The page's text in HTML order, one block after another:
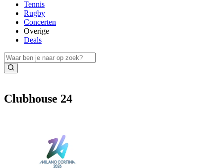
Tennis
Rugby
Concerten
Overige
Deals
Clubhouse 24